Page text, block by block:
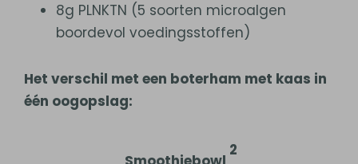
8g PLNKTN (5 soorten microalgen
boordevol voedingsstoffen)
Het verschil met een boterham met kaas in
één oogopslag:
2